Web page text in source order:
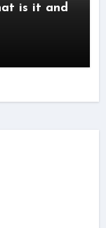
is it and